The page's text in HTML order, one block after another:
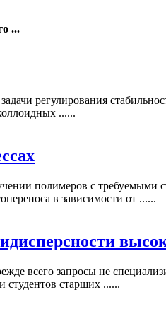
...
регулирования
......
полимеров с требуемыми
в зависимости от ......
всего запросы не
студентов старших ......